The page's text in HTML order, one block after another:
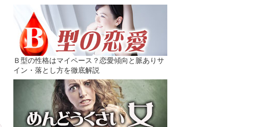
Ｂ型の性格はマイペース？恋愛傾向と脈ありサ
イン・落とし方を徹底解説